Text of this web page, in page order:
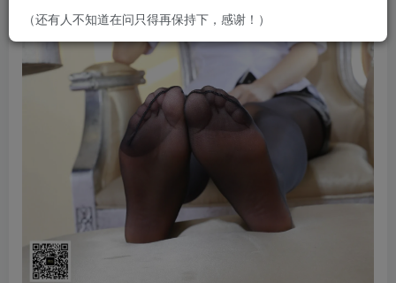
（还有人不知道在问只得再保持下，感谢！）